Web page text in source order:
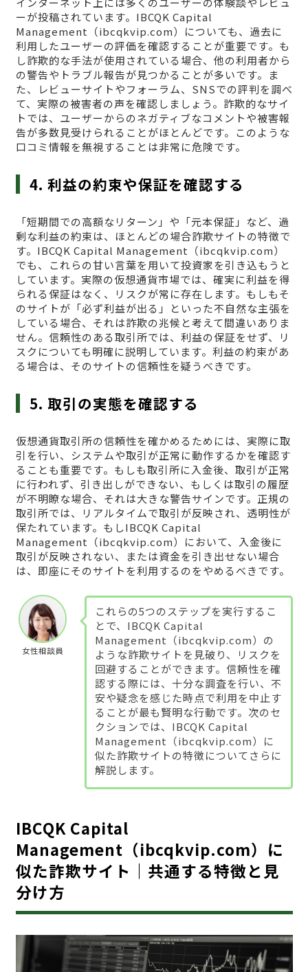
ーが投稿されています。IBCQK Capital
Management（ibcqkvip.com）についても、過去に
利用したユーザーの評価を確認することが重要です。も
し詐欺的な手法が使用されている場合、他の利用者から
の警告やトラブル報告が見つかることが多いです。ま
た、レビューサイトやフォーラム、SNSでの評判を調べ
て、実際の被害者の声を確認しましょう。詐欺的なサイ
トでは、ユーザーからのネガティブなコメントや被害報
告が多数見受けられることがほとんどです。このような
口コミ情報を無視することは非常に危険です。
4. 利益の約束や保証を確認する
「短期間での高額なリターン」や「元本保証」など、過
剰な利益の約束は、ほとんどの場合詐欺サイトの特徴で
す。IBCQK Capital Management（ibcqkvip.com）
でも、これらの甘い言葉を用いて投資家を引き込もうと
しています。実際の仮想通貨市場では、確実に利益を得
られる保証はなく、リスクが常に存在します。もしもそ
のサイトが「必ず利益が出る」といった不自然な主張を
している場合、それは詐欺の兆候と考えて間違いありま
せん。信頼性のある取引所では、利益の保証をせず、リ
スクについても明確に説明しています。利益の約束があ
る場合は、そのサイトの信頼性を疑うべきです。
5. 取引の実態を確認する
仮想通貨取引所の信頼性を確かめるためには、実際に取
引を行い、システムや取引が正常に動作するかを確認す
ることも重要です。もしも取引所に入金後、取引が正常
に行われず、引き出しができない、もしくは取引の履歴
が不明瞭な場合、それは大きな警告サインです。正規の
取引所では、リアルタイムで取引が反映され、透明性が
保たれています。もしIBCQK Capital
Management（ibcqkvip.com）において、入金後に
取引が反映されない、または資金を引き出せない場合
は、即座にそのサイトを利用するのをやめるべきです。
女性相談員
これらの5つのステップを実行するこ
とで、IBCQK Capital
Management（ibcqkvip.com）の
ような詐欺サイトを見破り、リスクを
回避することができます。信頼性を確
認する際には、十分な調査を行い、不
安や疑念を感じた時点で利用を中止す
ることが最も賢明な行動です。次のセ
クションでは、IBCQK Capital
Management（ibcqkvip.com）に
似た詐欺サイトの特徴についてさらに
解説します。
IBCQK Capital
Management（ibcqkvip.com）に
似た詐欺サイト｜共通する特徴と見
分け方